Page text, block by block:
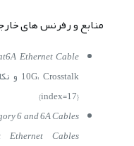
منابع و رفرنس های
Ethernet Cable
{index=17}
6 and 6A Cables
Ethernet Cables